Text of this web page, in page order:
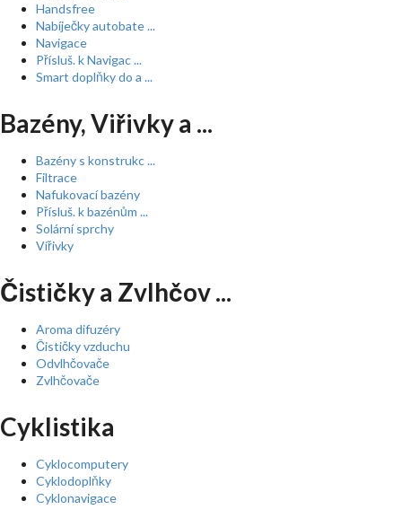
Handsfree
Nabíječky autobate ...
Navigace
Přísluš. k Navigac ...
Smart doplňky do a ...
Bazény, Viřivky a ...
Bazény s konstrukc ...
Filtrace
Nafukovací bazény
Přísluš. k bazénům ...
Solární sprchy
Vířivky
Čističky a Zvlhčov ...
Aroma difuzéry
Čističky vzduchu
Odvlhčovače
Zvlhčovače
Cyklistika
Cyklocomputery
Cyklodoplňky
Cyklonavigace